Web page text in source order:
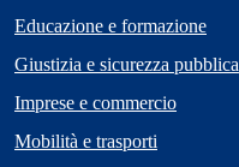
Educazione e formazione
Giustizia e sicurezza pubblica
Imprese e commercio
Mobilità e trasporti